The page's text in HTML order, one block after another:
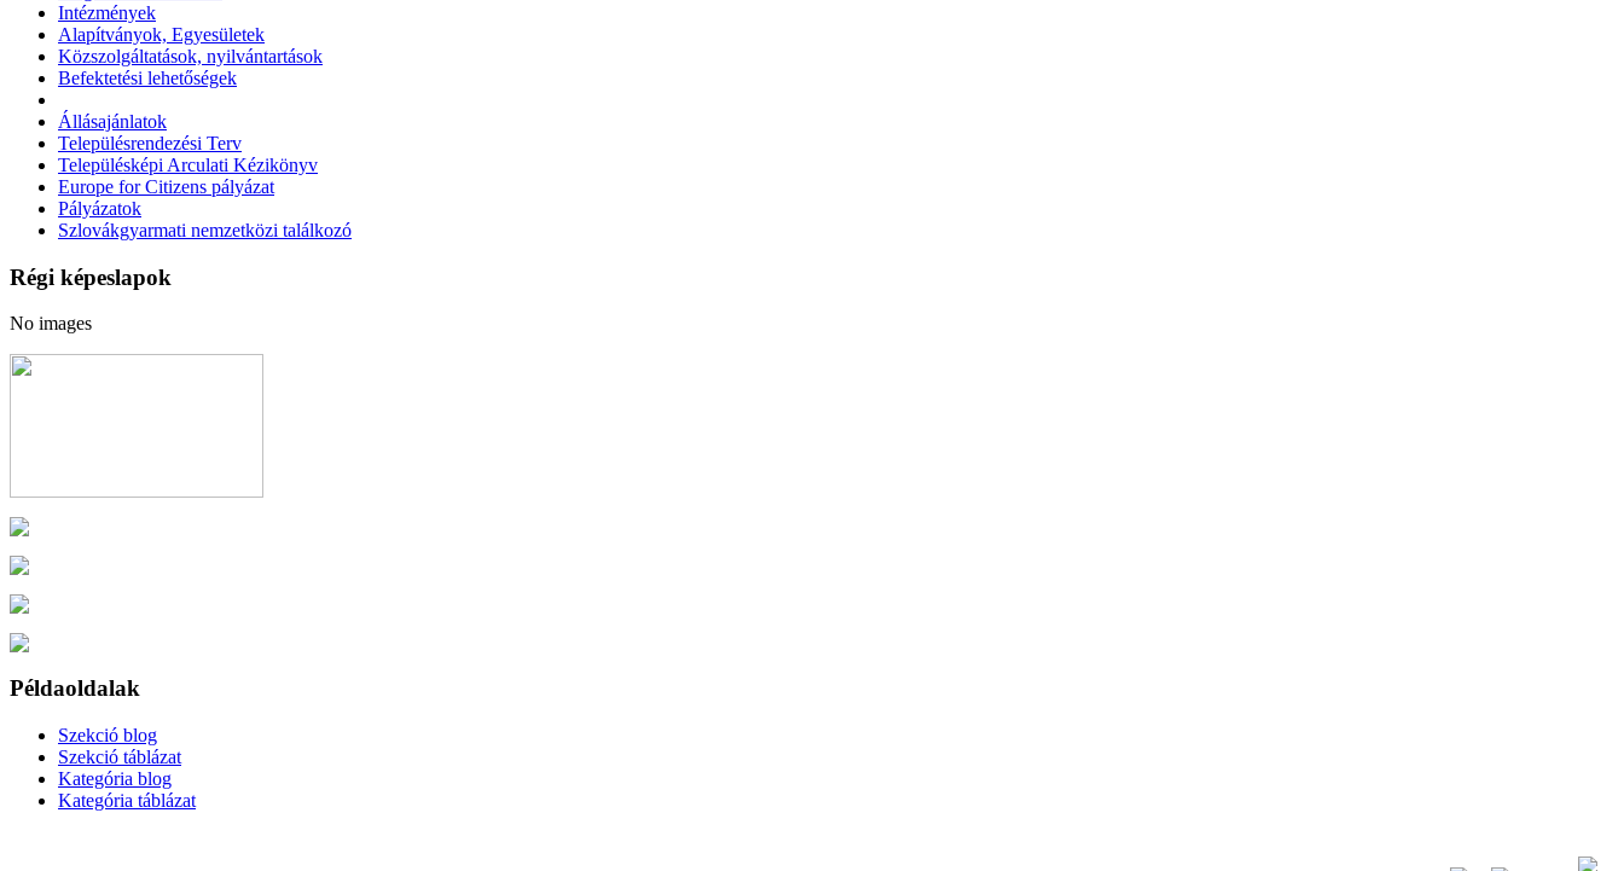
Intézmények
Alapítványok, Egyesületek
Közszolgáltatások, nyilvántartások
Befektetési lehetőségek
Állásajánlatok
Településrendezési Terv
Településképi Arculati Kézikönyv
Europe for Citizens pályázat
Pályázatok
Szlovákgyarmati nemzetközi találkozó
Régi képeslapok
No images
Példaoldalak
Szekció blog
Szekció táblázat
Kategória blog
Kategória táblázat